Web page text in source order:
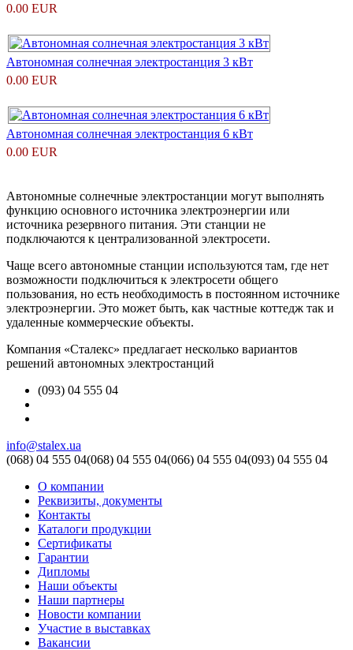
0.00 EUR
Автономная солнечная электростанция 3 кВт
0.00 EUR
Автономная солнечная электростанция 6 кВт
0.00 EUR
Автономные солнечные электростанции могут выполнять
функцию основного источника электроэнергии или
источника резервного питания. Эти станции не
подключаются к централизованной электросети.
Чаще всего автономные станции используются там, где нет
возможности подключиться к электросети общего
пользования, но есть необходимость в постоянном источнике
электроэнергии. Это может быть, как частные коттедж так и
удаленные коммерческие объекты.
Компания «Сталекс» предлагает несколько вариантов
решений автономных электростанций
(093) 04 555 04
info@stalex.ua
(068) 04 555 04(068) 04 555 04(066) 04 555 04(093) 04 555 04
О компании
Реквизиты, документы
Контакты
Каталоги продукции
Сертификаты
Гарантии
Дипломы
Наши объекты
Наши партнеры
Новости компании
Участие в выставках
Вакансии